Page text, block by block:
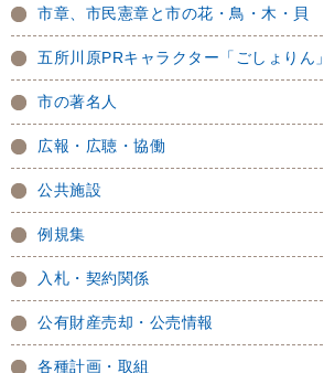
市章、市民憲章と市の花・鳥・木・貝
五所川原PRキャラクター「ごしょりん」
市の著名人
広報・広聴・協働
公共施設
例規集
入札・契約関係
公有財産売却・公売情報
各種計画・取組